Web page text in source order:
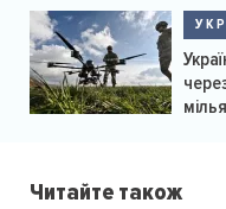
Читайте також